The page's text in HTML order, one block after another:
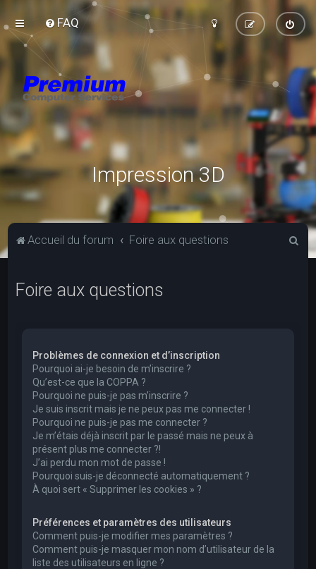
FAQ
Impression 3D
Accueil du forum Foire aux questions
Foire aux questions
Problèmes de connexion et d’inscription
Pourquoi ai-je besoin de m’inscrire ?
Qu’est-ce que la COPPA ?
Pourquoi ne puis-je pas m’inscrire ?
Je suis inscrit mais je ne peux pas me connecter !
Pourquoi ne puis-je pas me connecter ?
Je m’étais déjà inscrit par le passé mais ne peux à
présent plus me connecter ?!
J’ai perdu mon mot de passe !
Pourquoi suis-je déconnecté automatiquement ?
À quoi sert « Supprimer les cookies » ?
Préférences et paramètres des utilisateurs
Comment puis-je modifier mes paramètres ?
Comment puis-je masquer mon nom d’utilisateur de la
liste des utilisateurs en ligne ?